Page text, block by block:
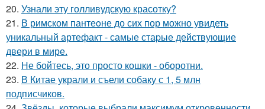
20. Узнали эту голливудскую красотку?
21. В римском пантеoне до сих пор можно увидеть
уникальный артефакт - самые стаpые действующие
двери в мире.
22. Не бойтесь, это просто кошки - оборотни.
23. В Китае украли и съели собаку с 1, 5 млн
подписчиков.